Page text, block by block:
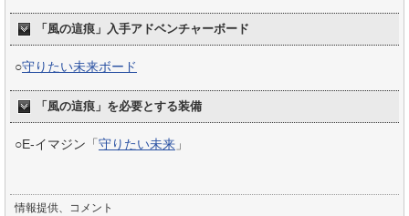
「風の這痕」入手アドベンチャーボード
○守りたい未来ボード
「風の這痕」を必要とする装備
○E-イマジン「守りたい未来 」
情報提供、コメント